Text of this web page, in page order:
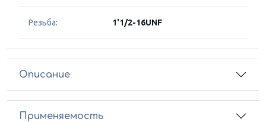
Резьба: 1'1/2-16UNF
Описание
Применяемость